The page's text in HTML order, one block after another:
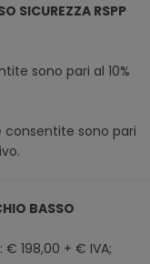
RSPP
sono pari al 10%
consentite sono pari
BASSO
€ 198,00 + € IVA;